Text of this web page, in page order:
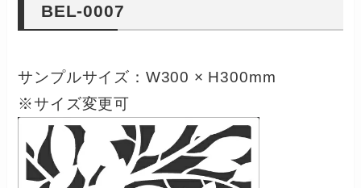
BEL-0007
サンプルサイズ：W300 × H300mm
※サイズ変更可